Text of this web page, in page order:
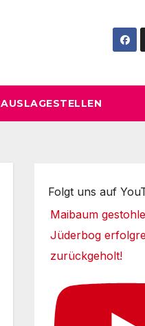
AUSLAGESTELLEN
Folgt uns auf
Maibaum
Jüderbog
zurückgeholt!